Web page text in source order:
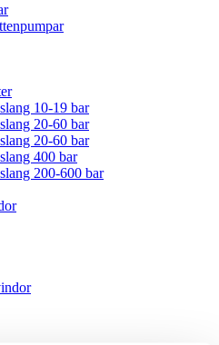
10-19 bar
20-60 bar
20-60 bar
400 bar
200-600 bar